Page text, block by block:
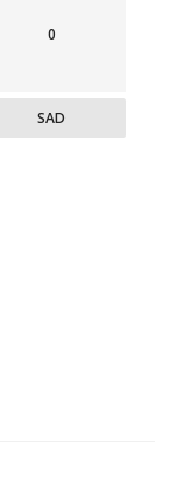
0
SAD